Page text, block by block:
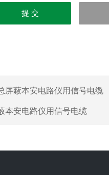
屏蔽本安电路仪用信号电缆
本安电路仪用信号电缆